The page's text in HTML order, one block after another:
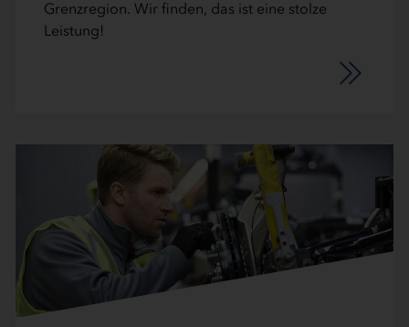
Grenzregion. Wir finden, das ist eine stolze
Leistung!